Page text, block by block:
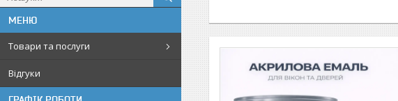
Товари та послуги
Відгуки